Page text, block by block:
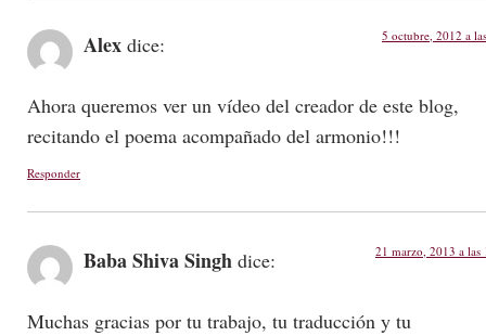
Alex dice: 5 octubre, 2012 a
Ahora queremos ver un vídeo del creador de este blog,
recitando el poema acompañado del armonio!!!
Responder
Baba Shiva Singh dice: 21 marzo, 2013 a las
Muchas gracias por tu trabajo, tu traducción y tu